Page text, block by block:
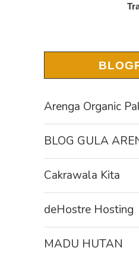
Arenga Organic
BLOG GULA
Cakrawala Kita
deHostre Hosting
MADU HUTAN